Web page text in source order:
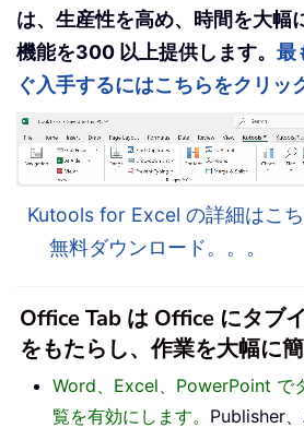
は、生産性を高め、時間を大幅
機能を300 以上提供します。 最
ぐ入手するにはこちらをクリッ
Kutools for Excel の詳細はこち
無料ダウンロード。。。
Office Tab は Office にタブ
をもたらし、作業を大幅に
Word、Excel、PowerPoint で
覧を有効にします。 Publisher